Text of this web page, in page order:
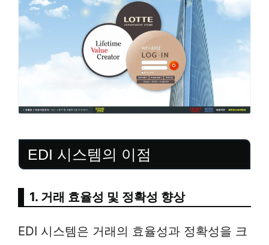
EDI 시스템의 이점
1. 거래 효율성 및 정확성 향상
EDI 시스템은 거래의 효율성과 정확성을 크